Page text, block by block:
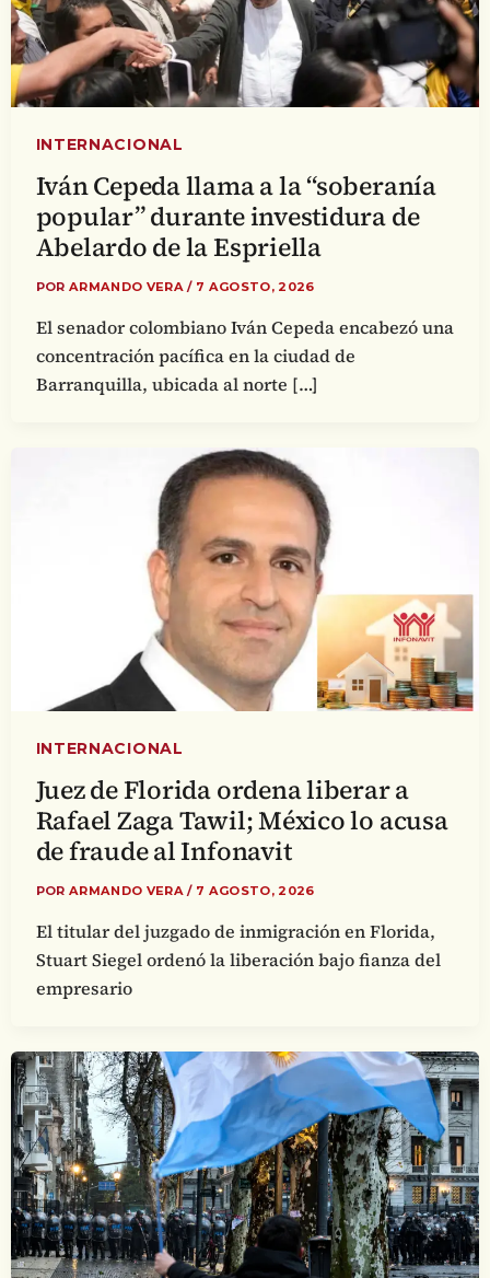
INTERNACIONAL
Iván Cepeda llama a la “soberanía
popular” durante investidura de
Abelardo de la Espriella
POR ARMANDO VERA/ 7 AGOSTO, 2026
El senador colombiano Iván Cepeda encabezó una
concentración pacífica en la ciudad de
Barranquilla, ubicada al norte […]
INTERNACIONAL
Juez de Florida ordena liberar a
Rafael Zaga Tawil; México lo acusa
de fraude al Infonavit
POR ARMANDO VERA/ 7 AGOSTO, 2026
El titular del juzgado de inmigración en Florida,
Stuart Siegel ordenó la liberación bajo fianza del
empresario